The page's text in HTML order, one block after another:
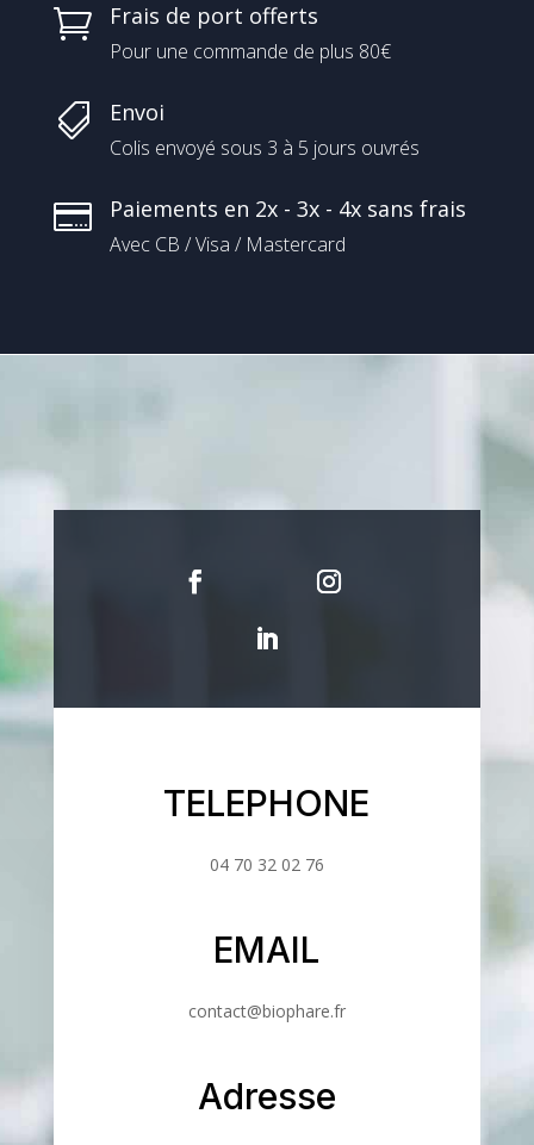
 Frais de port offerts
Pour une commande de plus 80€
 Envoi
Colis envoyé sous 3 à 5 jours ouvrés
 Paiements en 2x - 3x - 4x sans frais
Avec CB / Visa / Mastercard
TELEPHONE
04 70 32 02 76
EMAIL
contact@biophare.fr
Adresse